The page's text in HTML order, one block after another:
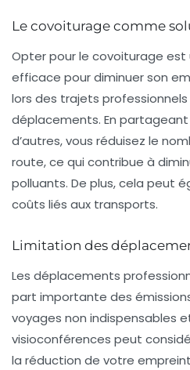
Le covoiturage comme
Opter pour le covoiturage est
efficace pour diminuer son
lors des trajets
déplacements. En
d’autres, vous réduisez le
route, ce qui contribue à
polluants. De plus, cela peut
coûts liés aux transports.
Limitation des
Les déplacements
part importante des
voyages non indispensables
visioconférences peut
la réduction de votre